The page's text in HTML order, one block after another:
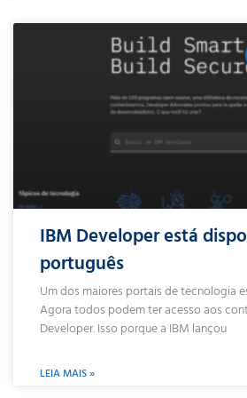
IBM Developer está
português
Um dos maiores portais de tecnologia
Agora todos podem ter acesso aos
Developer. Isso porque a IBM lançou
LEIA MAIS »